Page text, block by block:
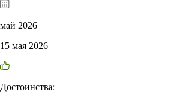
май 2026
15 мая 2026
Достоинства: